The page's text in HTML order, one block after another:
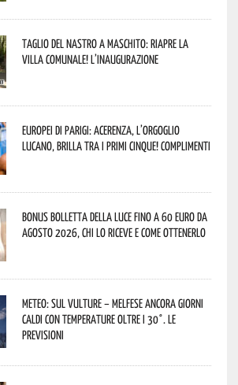
Taglio del nastro a Maschito: riapre la
Villa Comunale! L’inaugurazione
Europei di Parigi: Acerenza, l’orgoglio
lucano, brilla tra i primi cinque! Complimenti
Bonus bolletta della luce fino a 60 euro da
agosto 2026, chi lo riceve e come ottenerlo
Meteo: sul Vulture – melfese ancora giorni
caldi con temperature oltre i 30°. Le
previsioni